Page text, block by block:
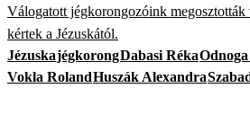
Válogatott jégkorongozóink
kértek a Jézuskától.
JézuskajégkorongDabasi Réka
Vokla RolandHuszák Alexandra